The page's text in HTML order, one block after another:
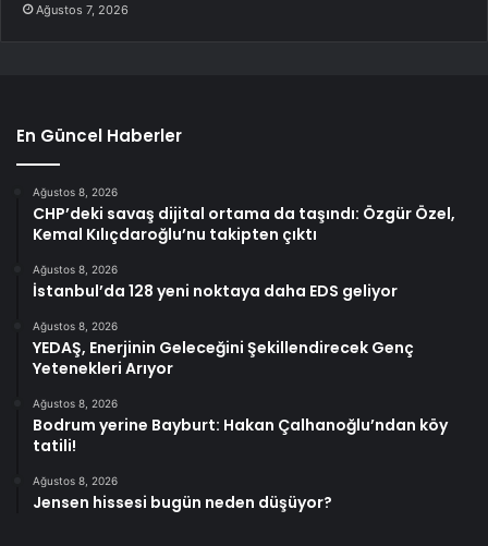
Ağustos 7, 2026
En Güncel Haberler
Ağustos 8, 2026
CHP’deki savaş dijital ortama da taşındı: Özgür Özel,
Kemal Kılıçdaroğlu’nu takipten çıktı
Ağustos 8, 2026
İstanbul’da 128 yeni noktaya daha EDS geliyor
Ağustos 8, 2026
YEDAŞ, Enerjinin Geleceğini Şekillendirecek Genç
Yetenekleri Arıyor
Ağustos 8, 2026
Bodrum yerine Bayburt: Hakan Çalhanoğlu’ndan köy
tatili!
Ağustos 8, 2026
Jensen hissesi bugün neden düşüyor?